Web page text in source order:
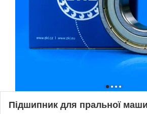
Підшипник для пральної